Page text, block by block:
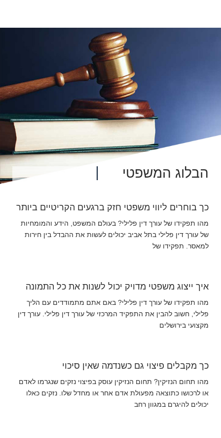
הבלוג המשפטי
כך בוחרים ליווי משפטי חזק ברגעים הקריטיים ביותר
מהו תפקידו של עורך דין פלילי? בעולם המשפט, הידע והמומחיות
של עורך דין פלילי בתל אביב יכולים לעשות את ההבדל בין חירות
למאסר. תפקידו של
איך ייצוג משפטי מדויק יכול לשנות את כל התמונה
מהו תפקידו של עורך דין פלילי? באם אתם מתמודדים עם הליך
פלילי, חשוב להבין את התפקיד המרכזי של עורך דין פלילי. עורך דין
מקצועי בירושלים
כך מקבלים פיצוי גם כשנדמה שאין סיכוי
מהו תחום הנזיקין? תחום הנזיקין עוסק בפיצוי נזקים שנגרמו לאדם
או לרכושו כתוצאה מפעולת אדם אחר או מחדל שלו. נזקים כאלו
יכולים להיגרם במגוון רחב